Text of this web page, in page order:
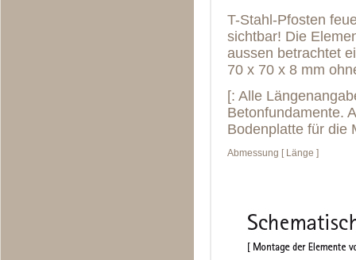
T-Stahl-Pfosten
sichtbar! Die
aussen betrachtet
70 x 70 x 8 mm
[: Alle
Betonfundamente.
Bodenplatte für die
Abmessung [ Länge ]